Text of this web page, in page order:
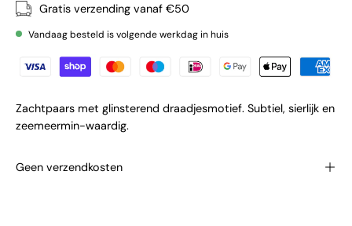
Gratis verzending vanaf €50
Vandaag besteld is volgende werkdag in huis
Zachtpaars met glinsterend draadjesmotief. Subtiel, sierlijk en
zeemeermin-waardig.
Geen verzendkosten